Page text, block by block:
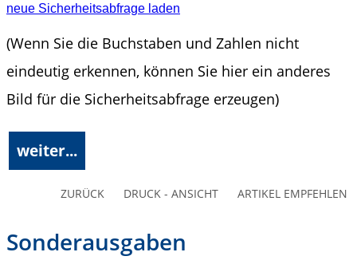
neue Sicherheitsabfrage laden
(Wenn Sie die Buchstaben und Zahlen nicht
eindeutig erkennen, können Sie hier ein anderes
Bild für die Sicherheitsabfrage erzeugen)
ZURÜCK DRUCK - ANSICHT ARTIKEL EMPFEHLEN
Sonderausgaben